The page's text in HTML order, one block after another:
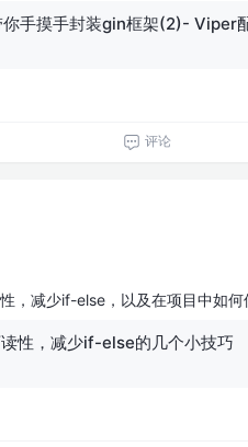
评论
，减少if-else，以及在项目中如何
性，减少if-else的几个小技巧